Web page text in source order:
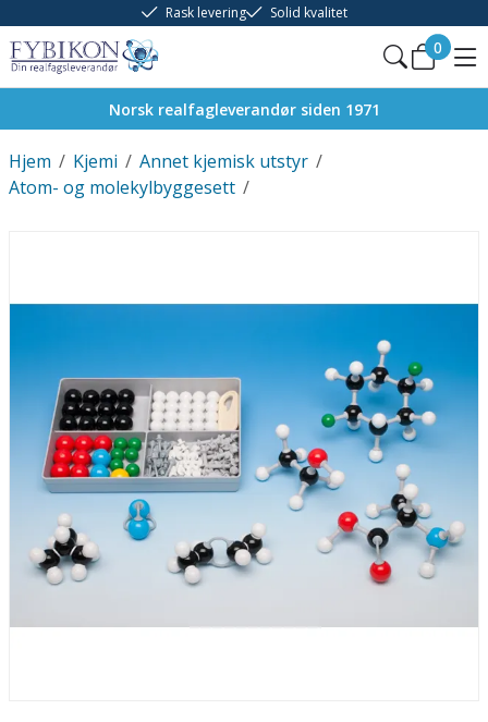
Rask levering Solid kvalitet
0
Norsk realfagleverandør siden 1971
/
Hjem /
Kjemi /
Annet kjemisk utstyr
/
Atom- og molekylbyggesett